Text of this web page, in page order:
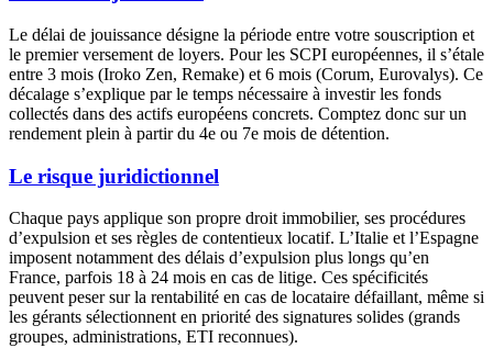
Le délai de jouissance désigne la période entre votre souscription et
le premier versement de loyers. Pour les SCPI européennes, il s’étale
entre 3 mois (Iroko Zen, Remake) et 6 mois (Corum, Eurovalys). Ce
décalage s’explique par le temps nécessaire à investir les fonds
collectés dans des actifs européens concrets. Comptez donc sur un
rendement plein à partir du 4e ou 7e mois de détention.
Le risque juridictionnel
Chaque pays applique son propre droit immobilier, ses procédures
d’expulsion et ses règles de contentieux locatif. L’Italie et l’Espagne
imposent notamment des délais d’expulsion plus longs qu’en
France, parfois 18 à 24 mois en cas de litige. Ces spécificités
peuvent peser sur la rentabilité en cas de locataire défaillant, même si
les gérants sélectionnent en priorité des signatures solides (grands
groupes, administrations, ETI reconnues).